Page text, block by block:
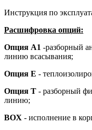
Инструкция по
Расшифровка опций:
Опция А1 -разборный
линию всасывания;
Опция Е -
Опция Т - разборный
линию;
BOX - исполнение в